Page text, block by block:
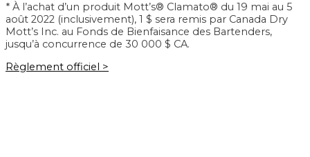
* À l’achat d’un produit Mott’s® Clamato® du 19 mai au 5
août 2022 (inclusivement), 1 $ sera remis par Canada Dry
Mott’s Inc. au Fonds de Bienfaisance des Bartenders,
jusqu’à concurrence de 30 000 $ CA.
Règlement officiel >